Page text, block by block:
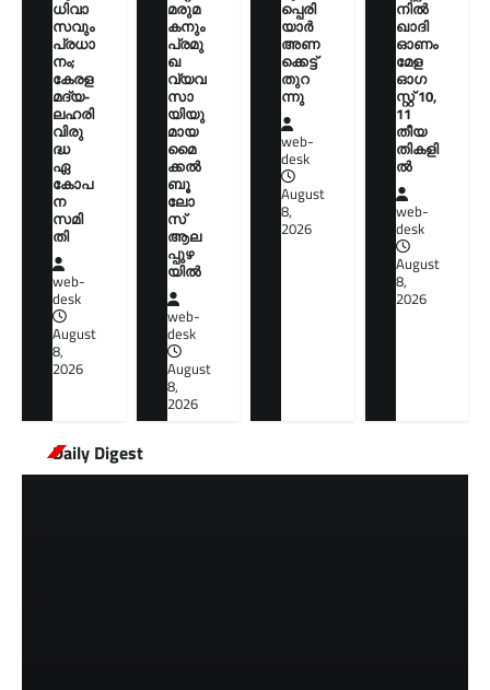
ധിവാ
സവും
പ്രധാ
നം;
കേരള
മദ്യ-
ലഹരി
വിരു
ദ്ധ
ഏ
കോപ
ന
സമി
തി
web-
desk
August
8,
2026
മരുമ
കനും
പ്രമു
ഖ
വ്യവ
സാ
യിയു
മായ
മൈ
ക്കൽ
ബൂ
ലോ
സ്
ആല
പ്പുഴ
യിൽ
web-
desk
August
8,
2026
പ്പെരി
യാര്‍
അണ
ക്കെട്ട്
തുറ
ന്നു
web-
desk
August
8,
2026
നിൽ
ഖാദി
ഓണം
മേള
ഓഗ
സ്റ്റ് 10,
11
തീയ
തികളി
ല്‍
web-
desk
August
8,
2026
Daily Digest